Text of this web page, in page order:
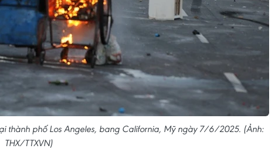
thành phố Los Angeles, bang California, Mỹ ngày 7/6/2025. (Ảnh:
THX/TTXVN)